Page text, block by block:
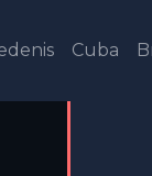
Cuba